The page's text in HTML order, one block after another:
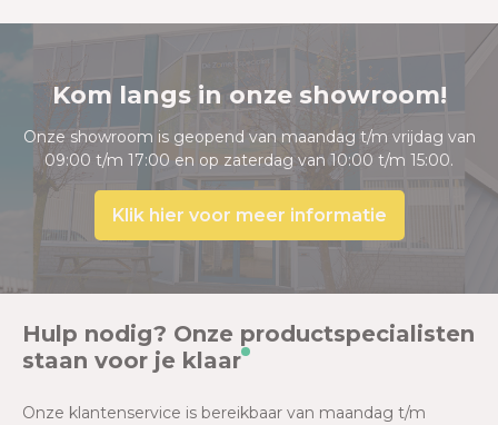
Kom langs in onze showroom!
Onze showroom is geopend van maandag t/m vrijdag van
09:00 t/m 17:00 en op zaterdag van 10:00 t/m 15:00.
Klik hier voor meer informatie
Hulp nodig? Onze productspecialisten
staan voor je klaar
Onze klantenservice is bereikbaar van maandag t/m